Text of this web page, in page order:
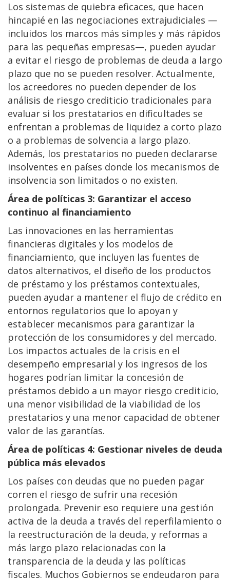
Los sistemas de quiebra eficaces, que hacen
hincapié en las negociaciones extrajudiciales —
incluidos los marcos más simples y más rápidos
para las pequeñas empresas—, pueden ayudar
a evitar el riesgo de problemas de deuda a largo
plazo que no se pueden resolver. Actualmente,
los acreedores no pueden depender de los
análisis de riesgo crediticio tradicionales para
evaluar si los prestatarios en dificultades se
enfrentan a problemas de liquidez a corto plazo
o a problemas de solvencia a largo plazo.
Además, los prestatarios no pueden declararse
insolventes en países donde los mecanismos de
insolvencia son limitados o no existen.
Área de políticas 3: Garantizar el acceso
continuo al financiamiento
Las innovaciones en las herramientas
financieras digitales y los modelos de
financiamiento, que incluyen las fuentes de
datos alternativos, el diseño de los productos
de préstamo y los préstamos contextuales,
pueden ayudar a mantener el flujo de crédito en
entornos regulatorios que lo apoyan y
establecer mecanismos para garantizar la
protección de los consumidores y del mercado.
Los impactos actuales de la crisis en el
desempeño empresarial y los ingresos de los
hogares podrían limitar la concesión de
préstamos debido a un mayor riesgo crediticio,
una menor visibilidad de la viabilidad de los
prestatarios y una menor capacidad de obtener
valor de las garantías.
Área de políticas 4: Gestionar niveles de deuda
pública más elevados
Los países con deudas que no pueden pagar
corren el riesgo de sufrir una recesión
prolongada. Prevenir eso requiere una gestión
activa de la deuda a través del reperfilamiento o
la reestructuración de la deuda, y reformas a
más largo plazo relacionadas con la
transparencia de la deuda y las políticas
fiscales. Muchos Gobiernos se endeudaron para